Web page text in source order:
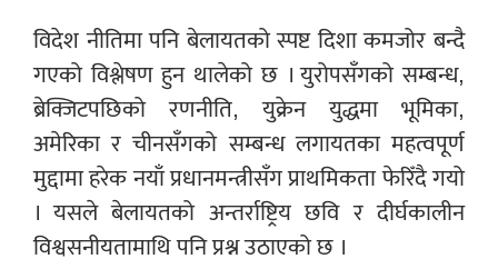
विदेश नीतिमा पनि बेलायतको स्पष्ट दिशा कमजोर बन्दै
गएको विश्लेषण हुन थालेको छ । युरोपसँगको सम्बन्ध,
ब्रेक्जिटपछिको रणनीति, युक्रेन युद्धमा भूमिका,
अमेरिका र चीनसँगको सम्बन्ध लगायतका महत्वपूर्ण
मुद्दामा हरेक नयाँ प्रधानमन्त्रीसँग प्राथमिकता फेरिँदै गयो
। यसले बेलायतको अन्तर्राष्ट्रिय छवि र दीर्घकालीन
विश्वसनीयतामाथि पनि प्रश्न उठाएको छ ।